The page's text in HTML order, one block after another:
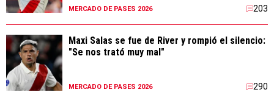
MERCADO DE PASES 2026 203
Maxi Salas se fue de River y rompió el silencio:
"Se nos trató muy mal"
MERCADO DE PASES 2026 290